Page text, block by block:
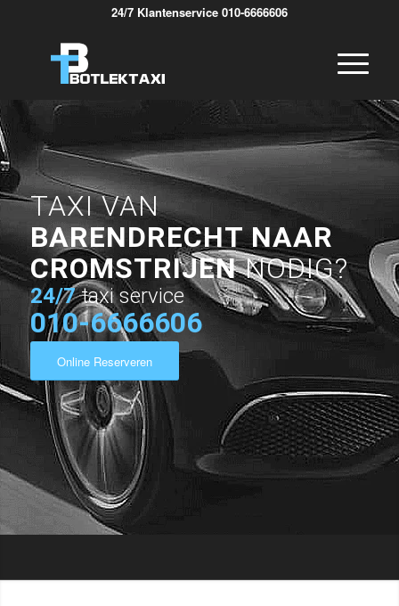
24/7 Klantenservice 010-6666606
TAXI VAN
BARENDRECHT NAAR
CROMSTRIJENNODIG?
24/7 taxi service
010-6666606
Online Reserveren